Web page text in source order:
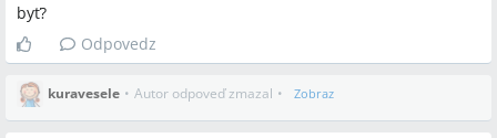
byť?
Odpovedz
kuravesele • Autor odpoveď zmazal • Zobraz